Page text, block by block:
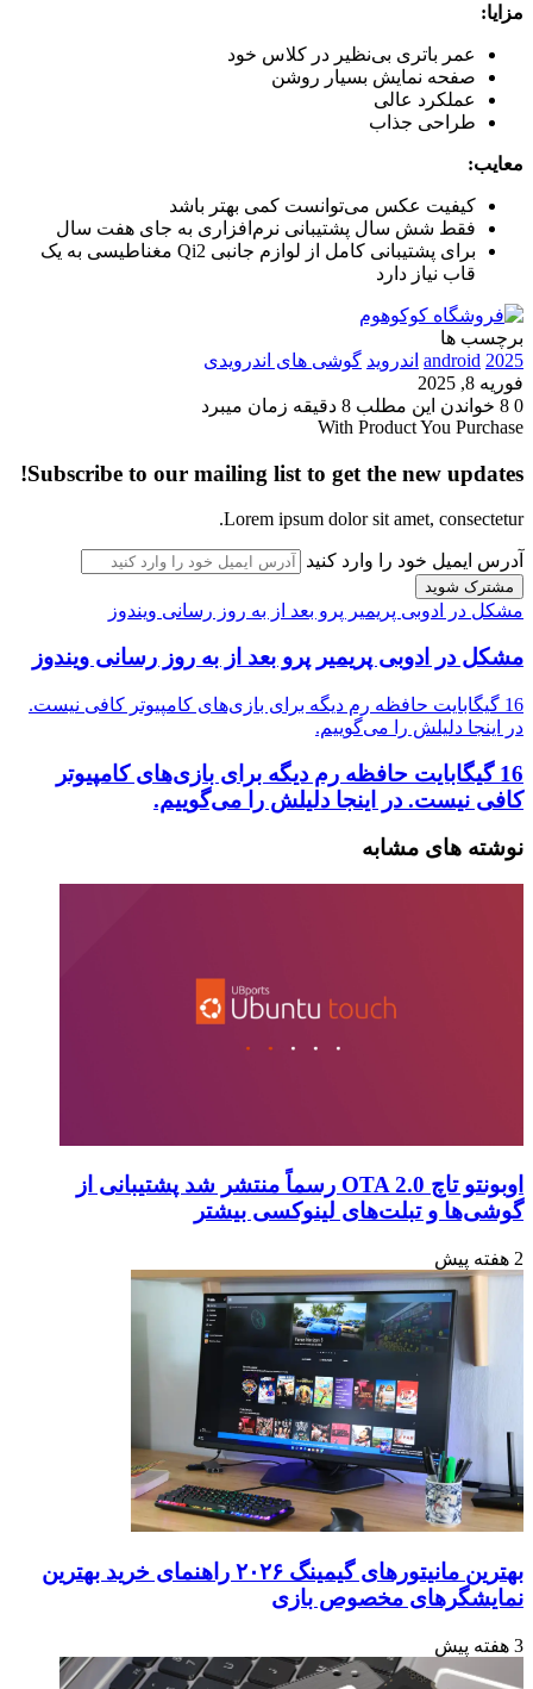
مزایا:
عمر باتری بی‌نظیر در کلاس خود
صفحه نمایش بسیار روشن
عملکرد عالی
طراحی جذاب
معایب:
کیفیت عکس می‌توانست کمی بهتر باشد
فقط شش سال پشتیبانی نرم‌افزاری به جای هفت سال
برای پشتیبانی کامل از لوازم جانبی Qi2 مغناطیسی به یک
قاب نیاز دارد
برچسب ها
2025
android اندروید گوشی های اندرویدی
فوریه 8, 2025
0
خواندن این مطلب 8 دقیقه زمان میبرد
With Product You Purchase
Subscribe to our mailing list to get the new updates!
Lorem ipsum dolor sit amet, consectetur.
آدرس ایمیل خود را وارد کنید
مشکل در ادوبی پریمیر پرو بعد از به روز رسانی ویندوز
مشکل در ادوبی پریمیر پرو بعد از به روز رسانی ویندوز
16 گیگابایت حافظه رم دیگه برای بازی‌های کامپیوتر کافی نیست.
در اینجا دلیلش را می‌گوییم.
16 گیگابایت حافظه رم دیگه برای بازی‌های کامپیوتر
کافی نیست. در اینجا دلیلش را می‌گوییم.
نوشته های مشابه
اوبونتو تاچ OTA 2.0 رسماً منتشر شد پشتیبانی از
گوشی‌ها و تبلت‌های لینوکسی بیشتر
2 هفته پیش
بهترین مانیتورهای گیمینگ ۲۰۲۶ راهنمای خرید بهترین
نمایشگرهای مخصوص بازی
3 هفته پیش